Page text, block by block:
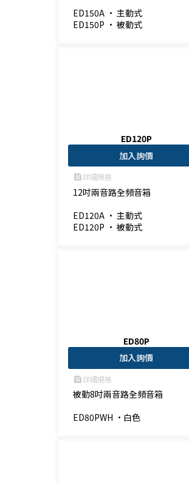
ED150A • 主動式
ED150P • 被動式
ED120P
加入詢價
feed詳細規格
12吋兩音路全頻音箱
ED120A • 主動式
ED120P • 被動式
ED80P
加入詢價
feed詳細規格
被動8吋兩音路全頻音箱
ED80PWH •白色